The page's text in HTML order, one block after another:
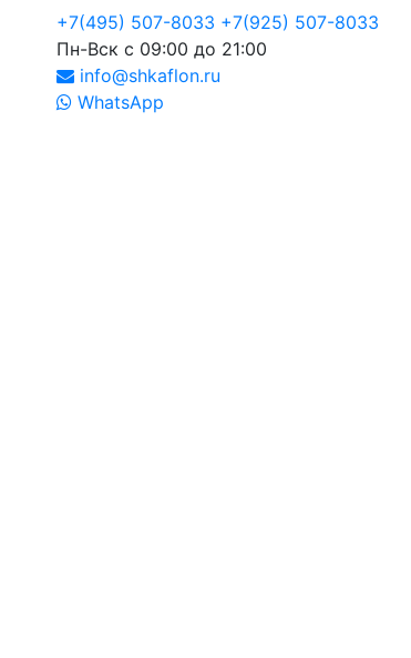
+7(495) 507-8033 +7(925) 507-8033
Пн-Вск с 09:00 до 21:00
info@shkaflon.ru
WhatsApp